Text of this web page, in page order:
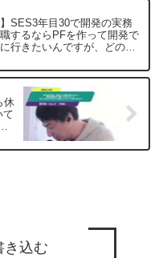
】SES3年目30で開発の実務
するならPFを作って開発で
行きたいんですが、どのよ
き 20250109
休
て
き込む